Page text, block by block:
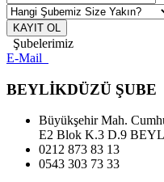
KAYIT OL
Şubelerimiz
E-Mail
BEYLİKDÜZÜ ŞUBE
Büyükşehir Mah.
E2 Blok K.3 D.9
0212 873 83 13
0543 303 73 33